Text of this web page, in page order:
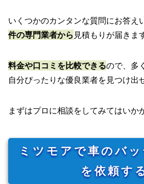
いくつかのカンタンな質問にお答え
件の専門業者から 見積もりが届きま
料金や口コミを比較できるので、多
自分ぴったりな優良業者を見つけ出
まずはプロに相談をしてみてはいか
ミツモアで車のバ
を依頼す